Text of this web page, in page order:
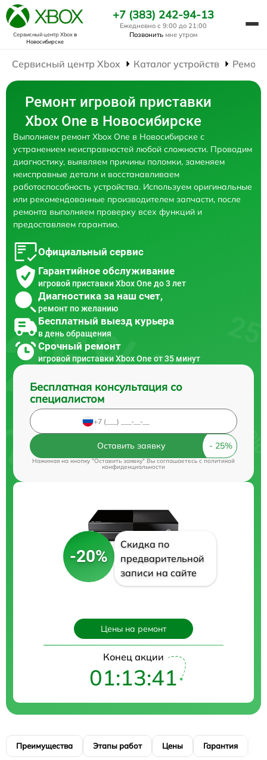
Сервисный центр Xboxв
Новосибирске
+7 (383) 242-94-13
Ежедневно с 9:00 до 21:00
Позвонить мне утром
Сервисный центр Xbox Каталог устройств
Ремонт игровой приставки
Xbox One в Новосибирске
Выполняем ремонт Xbox One в Новосибирске с
устранением неисправностей любой сложности. Проводим
диагностику, выявляем причины поломки, заменяем
неисправные детали и восстанавливаем
работоспособность устройства. Используем оригинальные
или рекомендованные производителем запчасти, после
ремонта выполняем проверку всех функций и
предоставляем гарантию.
Официальный сервис
Гарантийное обслуживание
игровой приставки Xbox One до 3 лет
Диагностика за наш счет,
ремонт по желанию
Бесплатный выезд курьера
в день обращения
Срочный ремонт
игровой приставки Xbox One от 35 минут
Бесплатная консультация со
специалистом
Оставить заявку
Нажимая на кнопку "Оставить заявку" Вы соглашаетесь c политикой
конфиденциальности
-20%
Скидка по
предварительной
записи на сайте
Цены на ремонт
Конец акции
01:13:40
Преимущества Этапы работ Цены Гарантия